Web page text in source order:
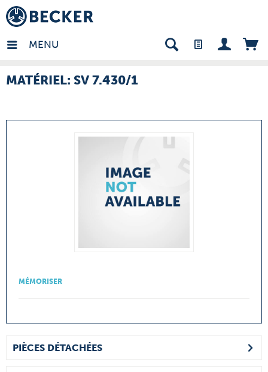
MENU
- FR
MATÉRIEL: SV 7.430/1
MÉMORISER
PIÈCES DÉTACHÉES